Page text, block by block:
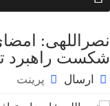
نصراللهی:
شکست راهبرد
ارسال پرینت